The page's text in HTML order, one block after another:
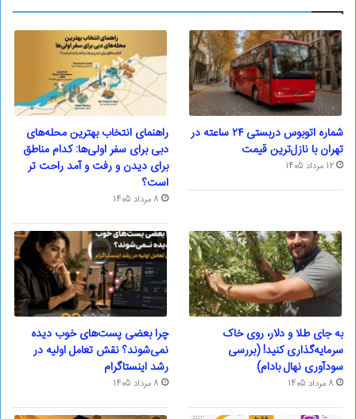
شماره اتوبوس دربستی ۲۴ ساعته در
تهران با نازل‌ترین قیمت
12 مرداد 1405
راهنمای انتخاب بهترین محله‌های
دبی برای سفر اولی‌ها: کدام مناطق
برای دیدن و رفت و آمد راحت تر
است؟
8 مرداد 1405
به جای طلا و دلار، روی خاک
سرمایه‌گذاری کنید! (بررسی
سودآوری نهال بادام)
8 مرداد 1405
چرا بعضی پست‌های خوب دیده
نمی‌شوند؟ نقش تعامل اولیه در
رشد اینستاگرام
8 مرداد 1405